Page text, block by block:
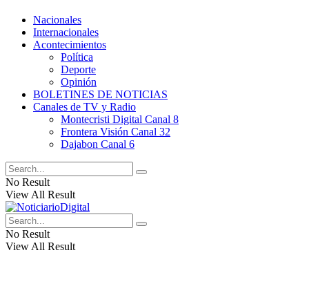
Nacionales
Internacionales
Acontecimientos
Política
Deporte
Opinión
BOLETINES DE NOTICIAS
Canales de TV y Radio
Montecristi Digital Canal 8
Frontera Visión Canal 32
Dajabon Canal 6
No Result
View All Result
No Result
View All Result